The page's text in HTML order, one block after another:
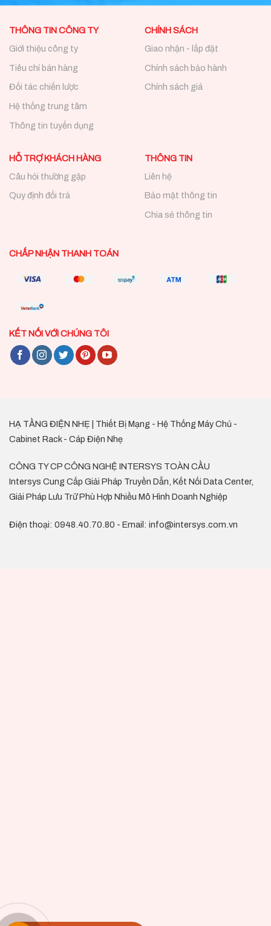
THÔNG TIN CÔNG TY
Giới thiệu công ty
Tiêu chí bán hàng
Đối tác chiến lược
Hệ thống trung tâm
Thông tin tuyển dụng
CHÍNH SÁCH
Giao nhận - lắp đặt
Chính sách bảo hành
Chính sách giá
HỖ TRỢ KHÁCH HÀNG
Câu hỏi thường gặp
Quy định đổi trả
THÔNG TIN
Liên hệ
Bảo mật thông tin
Chia sẻ thông tin
CHẤP NHẬN THANH TOÁN
KẾT NỐI VỚI CHÚNG TÔI
HẠ TẦNG ĐIỆN NHẸ | Thiết Bị Mạng - Hệ Thống Máy Chủ -
Cabinet Rack - Cáp Điện Nhẹ
CÔNG TY CP CÔNG NGHỆ INTERSYS TOÀN CẦU
Intersys Cung Cấp Giải Pháp Truyền Dẫn, Kết Nối Data Center,
Giải Pháp Lưu Trữ Phù Hợp Nhiều Mô Hình Doanh Nghiệp
Điện thoại: 0948.40.70.80 - Email: info@intersys.com.vn